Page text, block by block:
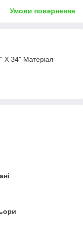
Умови повернення
X 34" Матеріал —